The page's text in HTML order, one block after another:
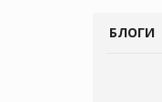
БЛОГИ